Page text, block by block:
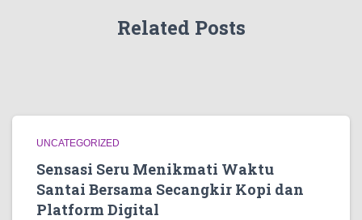
Related Posts
UNCATEGORIZED
Sensasi Seru Menikmati Waktu
Santai Bersama Secangkir Kopi dan
Platform Digital